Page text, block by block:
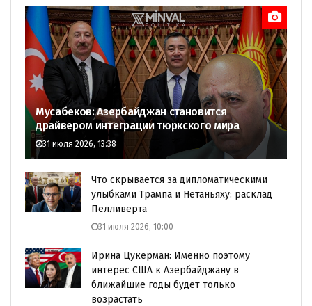
Мусабеков: Азербайджан становится
драйвером интеграции тюркского мира
31 июля 2026, 13:38
Что скрывается за дипломатическими
улыбками Трампа и Нетаньяху: расклад
Пелливерта
31 июля 2026, 10:00
Ирина Цукерман: Именно поэтому
интерес США к Азербайджану в
ближайшие годы будет только
возрастать